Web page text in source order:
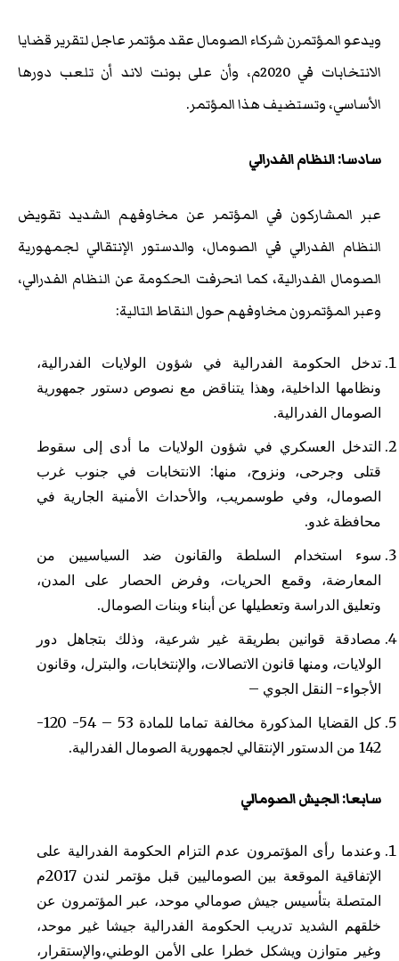
ويدعو المؤتمرن شركاء الصومال عقد مؤتمر عاجل لتقرير قضايا
الانتخابات في 2020م، وأن على بونت لاند أن تلعب دورها
الأساسي، وتستضيف هذا المؤتمر.
سادسا: النظام الفدرالي
عبر المشاركون في المؤتمر عن مخاوفهم الشديد تقويض
النظام الفدرالي في الصومال، والدستور الإنتقالي لجمهورية
الصومال الفدرالية، كما انحرفت الحكومة عن النظام الفدرالي،
وعبر المؤتمرون مخاوفهم حول النقاط التالية:
تدخل الحكومة الفدرالية في شؤون الولايات الفدرالية،
ونظامها الداخلية، وهذا يتناقض مع نصوص دستور جمهورية
الصومال الفدرالية.
التدخل العسكري في شؤون الولايات ما أدى إلى سقوط
قتلى وجرحى، ونزوح، منها: الانتخابات في جنوب غرب
الصومال، وفي طوسمريب، والأحداث الأمنية الجارية في
محافظة غدو.
سوء استخدام السلطة والقانون ضد السياسيين من
المعارضة، وقمع الحريات، وفرض الحصار على المدن،
وتعليق الدراسة وتعطيلها عن أبناء وبنات الصومال.
مصادقة قوانين بطريقة غير شرعية، وذلك بتجاهل دور
الولايات، ومنها قانون الاتصالات، والإنتخابات، والبترل، وقانون
الأجواء- النقل الجوي –
كل القضايا المذكورة مخالفة تماما للمادة 53 – 54- 120-
142 من الدستور الإنتقالي لجمهورية الصومال الفدرالية.
سابعا: الجيش الصومالي
وعندما رأى المؤتمرون عدم التزام الحكومة الفدرالية على
الإتفاقية الموقعة بين الصوماليين قبل مؤتمر لندن 2017م
المتصلة بتأسيس جيش صومالي موحد، عبر المؤتمرون عن
خلقهم الشديد تدريب الحكومة الفدرالية جيشا غير موحد،
وغير متوازن ويشكل خطرا على الأمن الوطني،والإستقرار،